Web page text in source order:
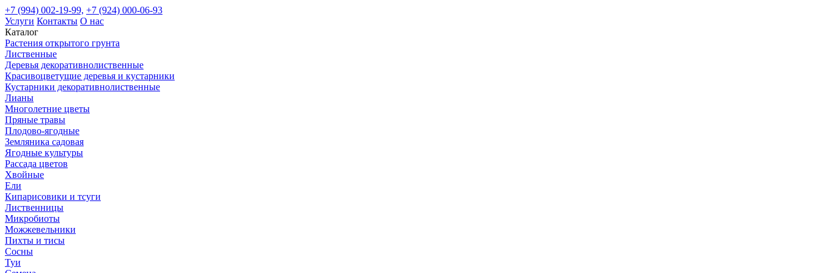
+7 (994) 002-19-99, +7 (924) 000-06-93
Услуги Контакты О нас
Каталог
Растения открытого грунта
Лиственные
Деревья декоративнолиственные
Красивоцветущие деревья и кустарники
Кустарники декоративнолиственные
Лианы
Многолетние цветы
Пряные травы
Плодово-ягодные
Земляника садовая
Ягодные культуры
Рассада цветов
Хвойные
Ели
Кипарисовики и тсуги
Лиственницы
Микробиоты
Можжевельники
Пихты и тисы
Сосны
Туи